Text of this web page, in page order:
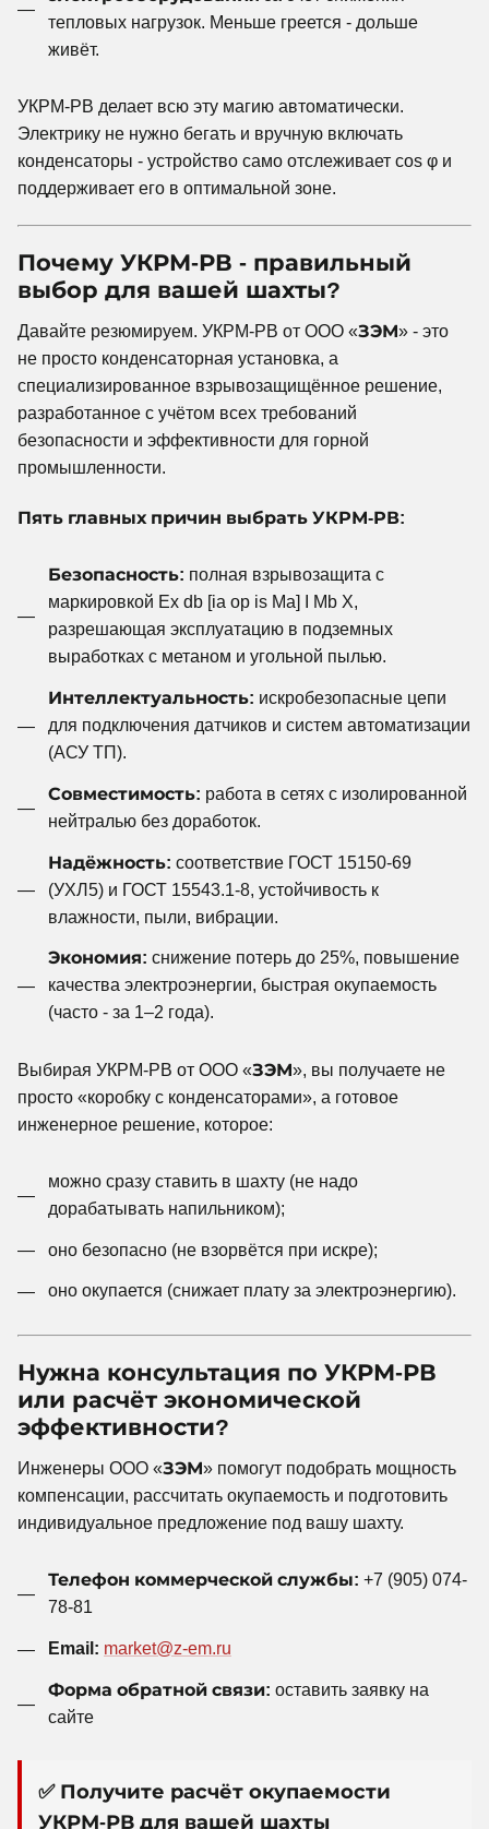
тепловых нагрузок. Меньше греется - дольше
живёт.
УКРМ-РВ делает всю эту магию автоматически.
Электрику не нужно бегать и вручную включать
конденсаторы - устройство само отслеживает cos φ и
поддерживает его в оптимальной зоне.
Почему УКРМ-РВ - правильный
выбор для вашей шахты?
Давайте резюмируем. УКРМ-РВ от ООО «ЗЭМ» - это
не просто конденсаторная установка, а
специализированное взрывозащищённое решение,
разработанное с учётом всех требований
безопасности и эффективности для горной
промышленности.
Пять главных причин выбрать УКРМ-РВ:
Безопасность: полная взрывозащита с
маркировкой Ex db [ia op is Ma] I Mb X,
разрешающая эксплуатацию в подземных
выработках с метаном и угольной пылью.
Интеллектуальность: искробезопасные цепи
для подключения датчиков и систем автоматизации
(АСУ ТП).
Совместимость: работа в сетях с изолированной
нейтралью без доработок.
Надёжность: соответствие ГОСТ 15150-69
(УХЛ5) и ГОСТ 15543.1-8, устойчивость к
влажности, пыли, вибрации.
Экономия: снижение потерь до 25%, повышение
качества электроэнергии, быстрая окупаемость
(часто - за 1–2 года).
Выбирая УКРМ-РВ от ООО «ЗЭМ», вы получаете не
просто «коробку с конденсаторами», а готовое
инженерное решение, которое:
можно сразу ставить в шахту (не надо
дорабатывать напильником);
оно безопасно (не взорвётся при искре);
оно окупается (снижает плату за электроэнергию).
Нужна консультация по УКРМ-РВ
или расчёт экономической
эффективности?
Инженеры ООО «ЗЭМ» помогут подобрать мощность
компенсации, рассчитать окупаемость и подготовить
индивидуальное предложение под вашу шахту.
Телефон коммерческой службы: +7 (905) 074-
78-81
Email: market@z-em.ru
Форма обратной связи: оставить заявку на
сайте
✅ Получите расчёт окупаемости
УКРМ-РВ для вашей шахты